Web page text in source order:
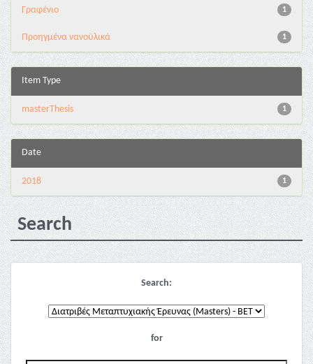
1
Γραφένιο
1
Προηγμένα νανοϋλικά
Item Type
1
masterThesis
Date
1
2018
Search
Search:
for